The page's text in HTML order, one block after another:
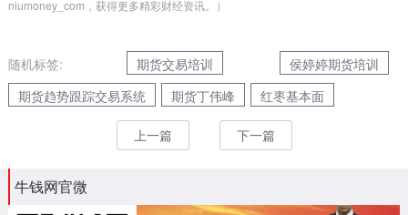
niumoney_com，获得更多精彩财经资讯。）
随机标签: 期货交易培训
侯婷婷期货培训
期货趋势跟踪交易系统
期货丁伟峰 红枣基本面
上一篇 下一篇
牛钱网官微